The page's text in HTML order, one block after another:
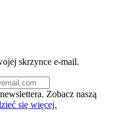
skrzynce e-mail.
Zobacz naszą
się więcej.